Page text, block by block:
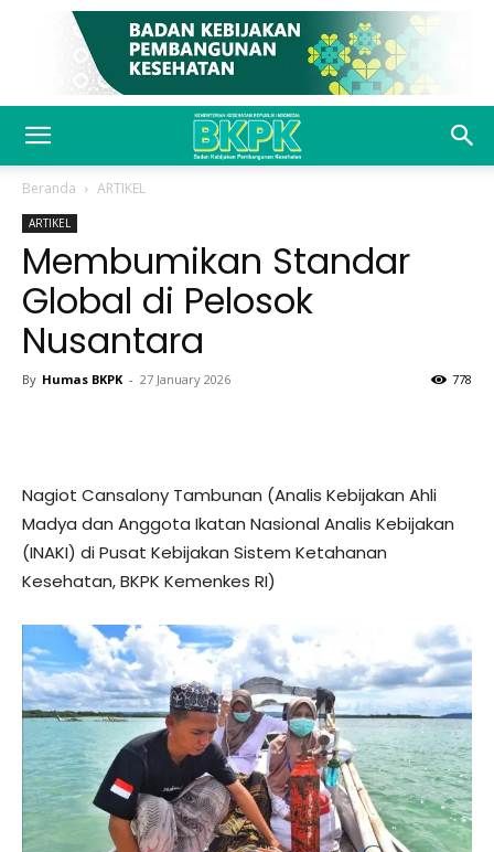
Beranda ARTIKEL
ARTIKEL
Membumikan Standar
Global di Pelosok
Nusantara
By Humas BKPK - 27 January 2026 778
Nagiot Cansalony Tambunan (Analis Kebijakan Ahli
Madya dan Anggota Ikatan Nasional Analis Kebijakan
(INAKI) di Pusat Kebijakan Sistem Ketahanan
Kesehatan, BKPK Kemenkes RI)